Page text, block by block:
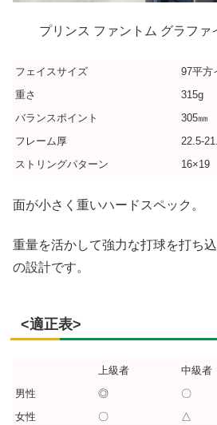
プリンス ファントム グラファ
フェイスサイズ
97平方
重さ
315g
バランスポイント
305㎜
フレーム厚
22.5-
ストリングパターン
16×19
面が小さく重いハードスペック。
重量を活かして強力な打球を打ち
の設計です。
<適正表>
上級者 中級者
男性
◎ 〇
女性
〇 △